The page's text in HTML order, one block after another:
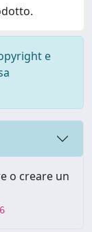
e
o creare un